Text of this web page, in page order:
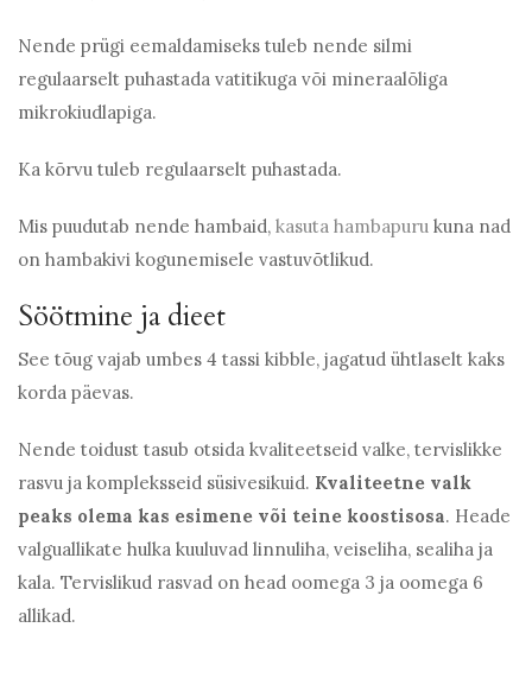
Nende prügi eemaldamiseks tuleb nende silmi
regulaarselt puhastada vatitikuga või mineraalõliga
mikrokiudlapiga.
Ka kõrvu tuleb regulaarselt puhastada.
Mis puudutab nende hambaid, kasuta hambapuru kuna nad
on hambakivi kogunemisele vastuvõtlikud.
Söötmine ja dieet
See tõug vajab umbes 4 tassi kibble, jagatud ühtlaselt kaks
korda päevas.
Nende toidust tasub otsida kvaliteetseid valke, tervislikke
rasvu ja kompleksseid süsivesikuid. Kvaliteetne valk
peaks olema kas esimene või teine ​​koostisosa. Heade
valguallikate hulka kuuluvad linnuliha, veiseliha, sealiha ja
kala. Tervislikud rasvad on head oomega 3 ja oomega 6
allikad.